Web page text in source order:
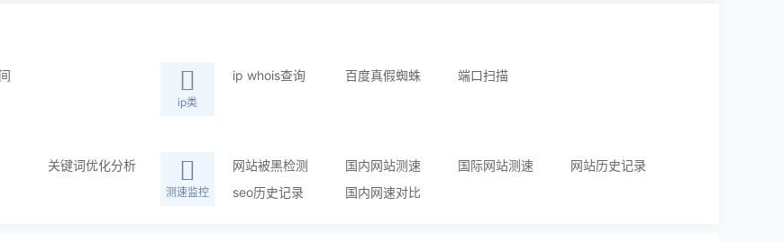
ip类
ip whois查询 百度真假蜘蛛 端口扫描
关键词优化分析
测速监控
网站被黑检测 国内网站测速 国际网站测速
网站历史记录
seo历史记录
国内网速对比